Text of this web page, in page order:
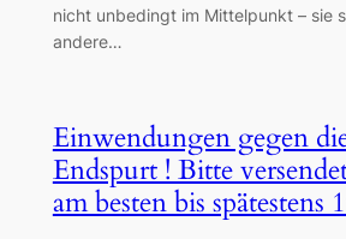
nicht unbedingt im Mittelpunkt – sie
andere…
Einwendungen gegen
Endspurt ! Bitte
am besten bis spätestens